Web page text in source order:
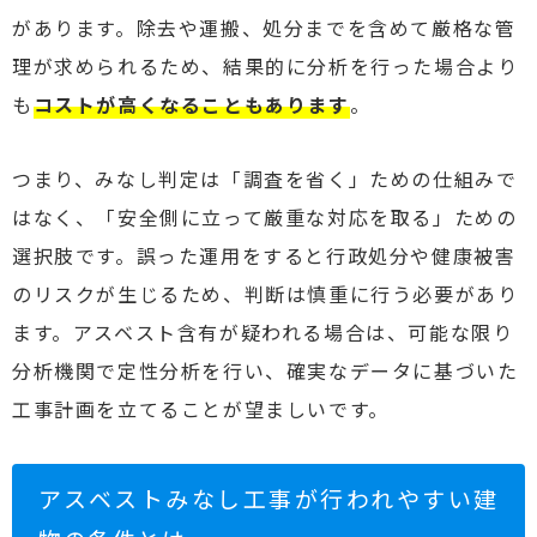
があります。除去や運搬、処分までを含めて厳格な管
理が求められるため、結果的に分析を行った場合より
もコストが高くなることもあります。
つまり、みなし判定は「調査を省く」ための仕組みで
はなく、「安全側に立って厳重な対応を取る」ための
選択肢です。誤った運用をすると行政処分や健康被害
のリスクが生じるため、判断は慎重に行う必要があり
ます。アスベスト含有が疑われる場合は、可能な限り
分析機関で定性分析を行い、確実なデータに基づいた
工事計画を立てることが望ましいです。
アスベストみなし工事が行われやすい建